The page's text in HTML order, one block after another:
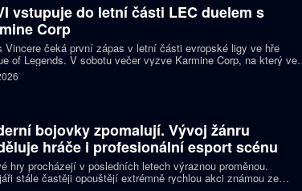
vstupuje do letní části LEC duelem s
Corp
Vincere čeká první zápas v letní části evropské ligy ve hře
of Legends. V sobotu večer vyzve Karmine Corp, na který ve
předchozích vzájemných sériích nestačil. Oba celky zároveň
o jedno ze tří míst na letošním světovém šampionátu.
bojovky zpomalují. Vývoj žánru
hráče i profesionální esport scénu
hry procházejí v posledních letech výraznou proměnou.
stále častěji opouštějí extrémně rychlou akci známou ze